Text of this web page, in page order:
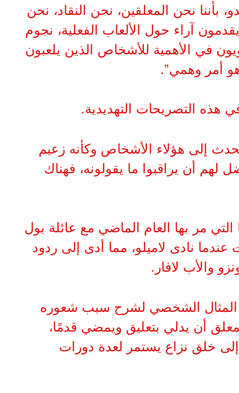
بأننا نحن المعلقين، نحن النقاد، نحن
آراء حول الألعاب الفعلية، نجوم
في الأهمية للأشخاص الذين يلعبون
هو أمر وهمي”.
هذه التصريحات التهديدية.
إلى هؤلاء الأشخاص وكأنه زعيم
لهم أن يراقبوا ما يقولونه، فهناك
التي مر بها العام الماضي مع عائلة بول
نادى لاميلو، مما أدى إلى ردود
والأب لافار.
المثال الشخصي لشرح سبب شعوره
أن يدلي بتعليق ويمضي قدمًا،
خلق نزاع يستمر لعدة دورات